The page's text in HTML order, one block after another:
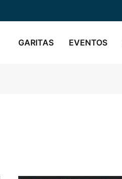
GARITAS EVENTOS